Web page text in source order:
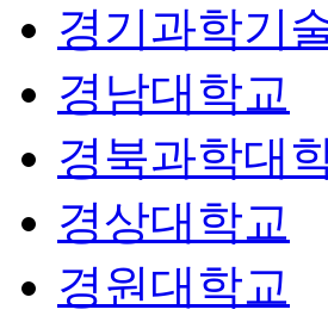
경기과학기
경남대학교
경북과학대
경상대학교
경원대학교